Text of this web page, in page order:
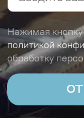
Нажимая
политикой
обработку